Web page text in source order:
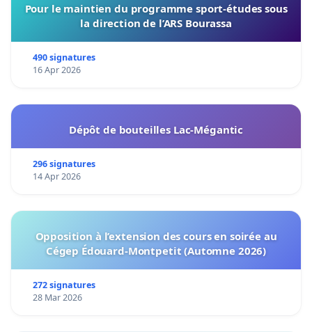
Pour le maintien du programme sport-études sous
la direction de l’ARS Bourassa
490 signatures
16 Apr 2026
Dépôt de bouteilles Lac-Mégantic
296 signatures
14 Apr 2026
Opposition à l’extension des cours en soirée au
Cégep Édouard-Montpetit (Automne 2026)
272 signatures
28 Mar 2026